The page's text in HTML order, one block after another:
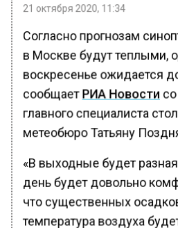
21 октября 2020, 11:34
Согласно прогнозам
в Москве будут теплыми,
воскресенье ожидается
сообщаетРИА Новости
главного специалиста
метеобюро Татьяну
«В выходные будет
день будет довольно
что существенных
температура воздуха